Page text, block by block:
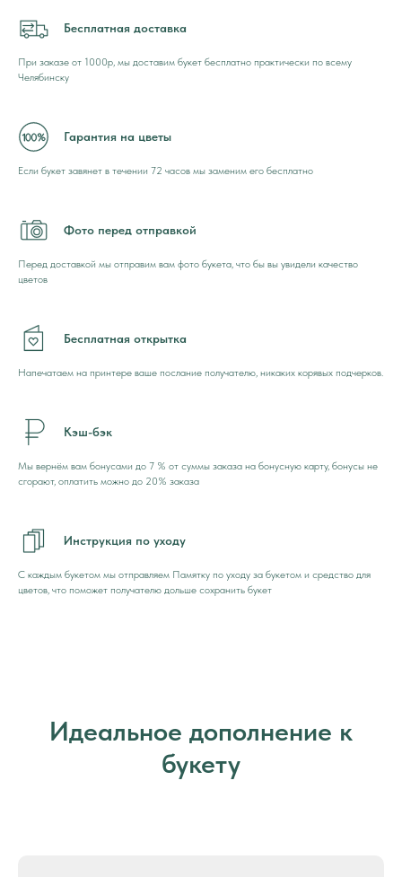
Бесплатная доставка
При заказе от 1000р, мы доставим букет бесплатно практически по всему
Челябинску
Гарантия на цветы
Если букет завянет в течении 72 часов мы заменим его бесплатно
Фото перед отправкой
Перед доставкой мы отправим вам фото букета, что бы вы увидели качество
цветов
Бесплатная открытка
Напечатаем на принтере ваше послание получателю, никаких корявых подчерков.
Кэш-бэк
Мы вернём вам бонусами до 7 % от суммы заказа на бонусную карту, бонусы не
сгорают, оплатить можно до 20% заказа
Инструкция по уходу
С каждым букетом мы отправляем Памятку по уходу за букетом и средство для
цветов, что поможет получателю дольше сохранить букет
Идеальное дополнение к
букету